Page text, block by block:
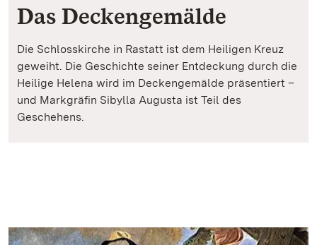
Das Deckengemälde
Die Schlosskirche in Rastatt ist dem Heiligen Kreuz
geweiht. Die Geschichte seiner Entdeckung durch die
Heilige Helena wird im Deckengemälde präsentiert –
und Markgräfin Sibylla Augusta ist Teil des
Geschehens.